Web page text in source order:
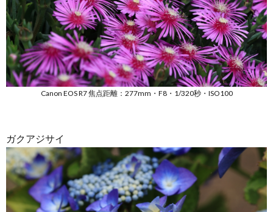
Canon EOS R7 焦点距離：277mm・F8・1/320秒・ISO100
ガクアジサイ